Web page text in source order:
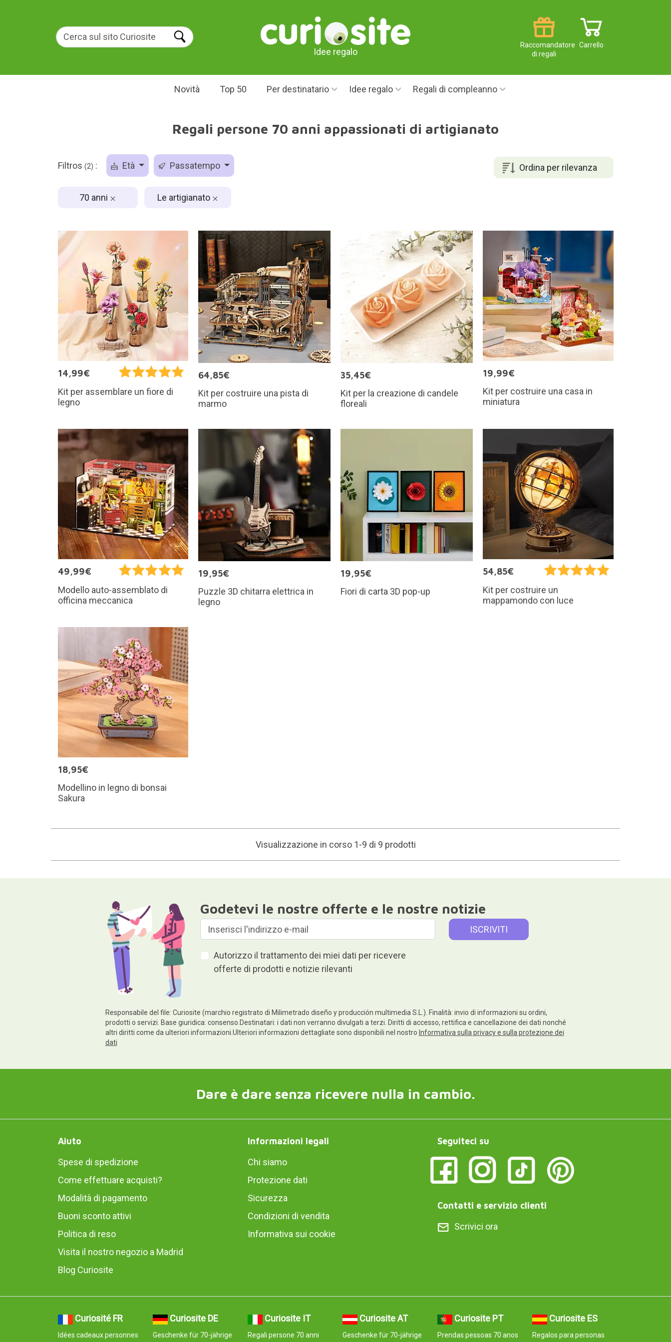
Idee regalo
Carrello
Raccomandatore
di regali
Novità Top 50 Per destinatario Idee regalo Regali di compleanno
Regali persone 70 anni appassionati di artigianato
Ordina per rilevanza
Filtros (2) : Età Passatempo
70 anni Le artigianato
14,99€
Kit per assemblare un fiore di
legno
64,85€
Kit per costruire una pista di
marmo
35,45€
Kit per la creazione di candele
floreali
19,99€
Kit per costruire una casa in
miniatura
49,99€
Modello auto-assemblato di
officina meccanica
19,95€
Puzzle 3D chitarra elettrica in
legno
19,95€
Fiori di carta 3D pop-up
54,85€
Kit per costruire un
mappamondo con luce
18,95€
Modellino in legno di bonsai
Sakura
Visualizzazione in corso 1-9 di 9 prodotti
Godetevi le nostre offerte e le nostre notizie
Autorizzo il trattamento dei miei dati per ricevere
offerte di prodotti e notizie rilevanti
Responsabile del file: Curiosite (marchio registrato di Milimetrado diseño y producción multimedia S.L.). Finalità: invio di informazioni su ordini,
prodotti o servizi. Base giuridica: consenso.Destinatari: i dati non verranno divulgati a terzi. Diritti di accesso, rettifica e cancellazione dei dati nonché
altri diritti come da ulteriori informazioni.Ulteriori informazioni dettagliate sono disponibili nel nostro Informativa sulla privacy e sulla protezione dei
dati
Dare è dare senza ricevere nulla in cambio.
Aiuto
Spese di spedizione
Come effettuare acquisti?
Modalità di pagamento
Buoni sconto attivi
Politica di reso
Visita il nostro negozio a Madrid
Blog Curiosite
Informazioni legali
Chi siamo
Protezione dati
Sicurezza
Condizioni di vendita
Informativa sui cookie
Seguiteci su
Contatti e servizio clienti
Scrivici ora
Curiosité FR
Idées cadeaux personnes
Curiosite DE
Geschenke für 70-jährige
Curiosite IT
Regali persone 70 anni
Curiosite AT
Geschenke für 70-jährige
Curiosite PT
Prendas pessoas 70 anos
Curiosite ES
Regalos para personas